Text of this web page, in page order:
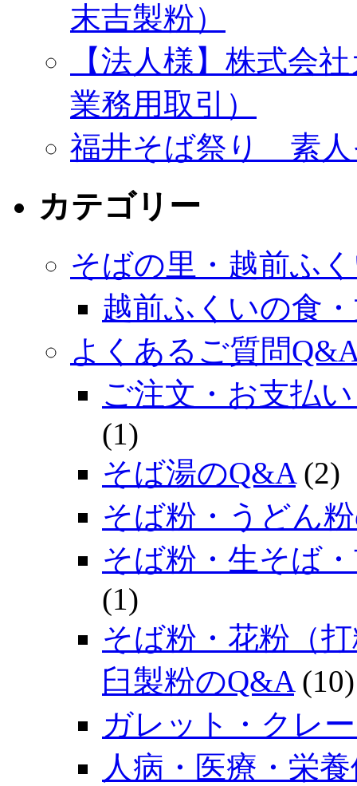
末吉製粉）
【法人様】株式会
業務用取引）
福井そば祭り 素人
カテゴリー
そばの里・越前ふ
越前ふくいの食
よくあるご質問
ご注文・お支払
(1)
そば湯のQ&A (2)
そば粉・うどん
そば粉・生そば
(1)
そば粉・花粉（
臼製粉のQ&A (10)
ガレット・クレ
人病・医療・栄